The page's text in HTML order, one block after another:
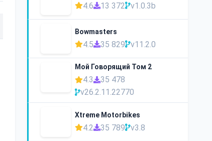
4.6 13 372 v1.0.3b
Bowmasters
4.5 35 829 v11.2.0
Мой Говорящий Том 2
4.3
35 478
v26.2.11.22770
Xtreme Motorbikes
4.2 35 789 v3.8